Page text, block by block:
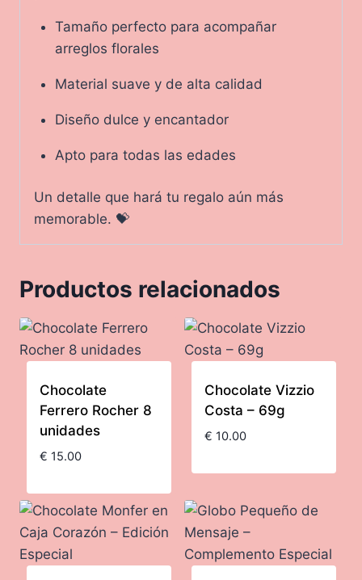
Tamaño perfecto para acompañar
arreglos florales
Material suave y de alta calidad
Diseño dulce y encantador
Apto para todas las edades
Un detalle que hará tu regalo aún más
memorable. 💝
Productos relacionados
Chocolate
Ferrero Rocher 8
unidades
€ 15.00
Chocolate Vizzio
Costa – 69g
€ 10.00